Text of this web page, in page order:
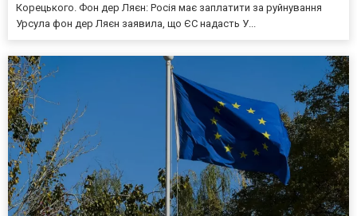
Корецького. Фон дер Ляєн: Росія має заплатити за руйнування
Урсула фон дер Ляєн заявила, що ЄС надасть У...